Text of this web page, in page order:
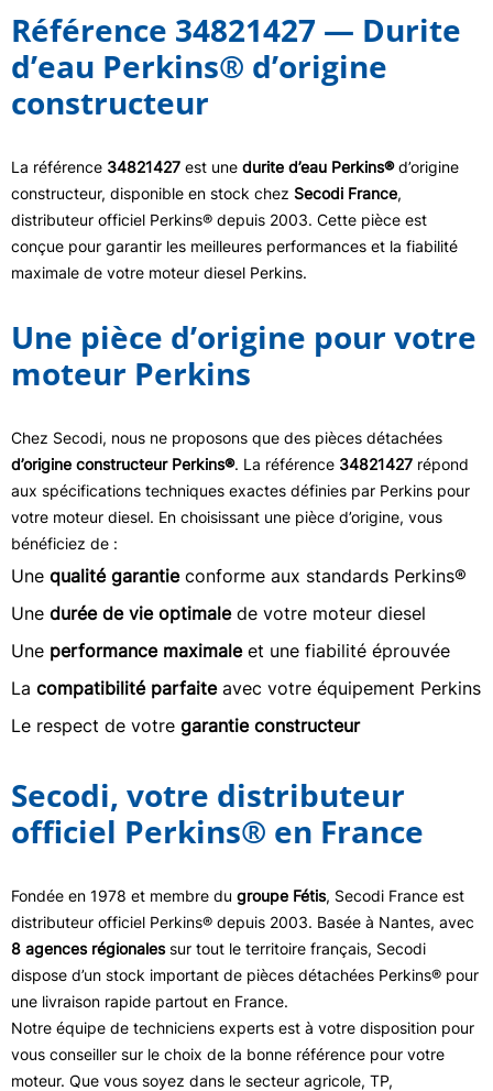
Référence 34821427 — Durite
d’eau Perkins® d’origine
constructeur
La référence 34821427 est une durite d’eau Perkins®d’origine
constructeur, disponible en stock chez Secodi France,
distributeur officiel Perkins® depuis 2003. Cette pièce est
conçue pour garantir les meilleures performances et la fiabilité
maximale de votre moteur diesel Perkins.
Une pièce d’origine pour votre
moteur Perkins
Chez Secodi, nous ne proposons que des pièces détachées
d’origine constructeur Perkins®. La référence 34821427 répond
aux spécifications techniques exactes définies par Perkins pour
votre moteur diesel. En choisissant une pièce d’origine, vous
bénéficiez de :
Une qualité garantieconforme aux standards Perkins®
Une durée de vie optimalede votre moteur diesel
Une performance maximaleet une fiabilité éprouvée
La compatibilité parfaiteavec votre équipement Perkins
Le respect de votre garantie constructeur
Secodi, votre distributeur
officiel Perkins® en France
Fondée en 1978 et membre du groupe Fétis, Secodi France est
distributeur officiel Perkins® depuis 2003. Basée à Nantes, avec
8 agences régionalessur tout le territoire français, Secodi
dispose d’un stock important de pièces détachées Perkins® pour
une livraison rapide partout en France.
Notre équipe de techniciens experts est à votre disposition pour
vous conseiller sur le choix de la bonne référence pour votre
moteur. Que vous soyez dans le secteur agricole, TP,